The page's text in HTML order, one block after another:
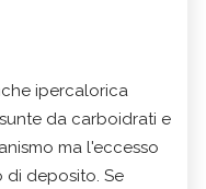
ipercalorica
da carboidrati e
ma l'eccesso
di deposito. Se